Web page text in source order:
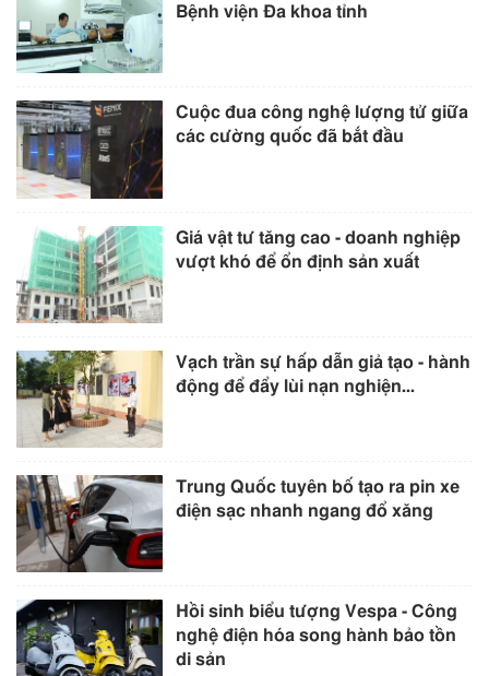
Bệnh viện Đa khoa tỉnh
Cuộc đua công nghệ lượng tử giữa
các cường quốc đã bắt đầu
Giá vật tư tăng cao - doanh nghiệp
vượt khó để ổn định sản xuất
Vạch trần sự hấp dẫn giả tạo - hành
động để đẩy lùi nạn nghiện...
Trung Quốc tuyên bố tạo ra pin xe
điện sạc nhanh ngang đổ xăng
Hồi sinh biểu tượng Vespa - Công
nghệ điện hóa song hành bảo tồn
di sản